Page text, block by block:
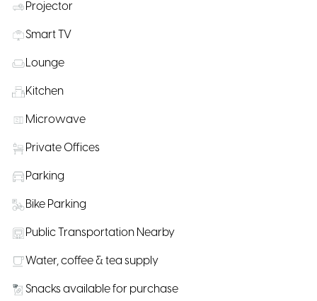
Projector
Smart TV
Lounge
Kitchen
Microwave
Private Offices
Parking
Bike Parking
Public Transportation Nearby
Water, coffee & tea supply
Snacks available for purchase